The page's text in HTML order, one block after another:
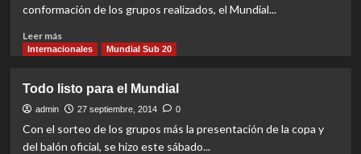
conformación de los grupos realizados, el Mundial...
Leer másRead
more
será
la
primera
ronda
Internacionales Mundial Sub 20
Todo listo para el Mundial
admin 27 septiembre, 2014 0
Con el sorteo de los grupos más la presentación de la copa y
del balón oficial, se hizo este sábado...